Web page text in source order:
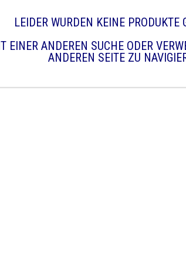
LEIDER WURDEN KEINE PRODUKTE
EINER ANDEREN SUCHE ODER
ANDEREN SEITE ZU